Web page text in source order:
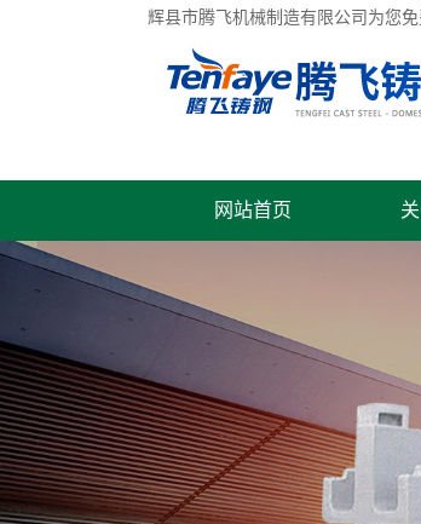
辉县市腾飞机械制造有限公司为您
网站首页